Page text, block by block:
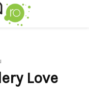
Love